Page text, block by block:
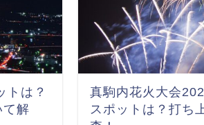
トは？
て解
真駒内花火大会
スポットは？打ち